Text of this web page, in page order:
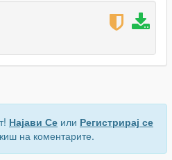
Најави Се или Регистрирај се
на коментарите.